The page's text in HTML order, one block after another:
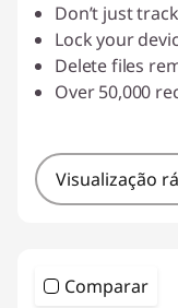
Don’t just
Lock your
Delete files
Over 50,000
Visualização
Comparar